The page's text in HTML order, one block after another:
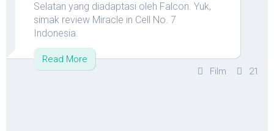
Selatan yang diadaptasi oleh Falcon. Yuk,
simak review Miracle in Cell No. 7
Indonesia.
Read More
Film
21